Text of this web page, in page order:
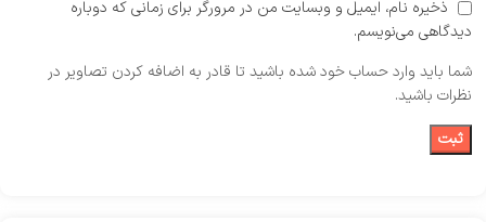
ذخیره نام، ایمیل و وبسایت من در مرورگر برای زمانی که دوباره
دیدگاهی می‌نویسم.
شما باید وارد حساب خود شده باشید تا قادر به اضافه کردن تصاویر در
نظرات باشید.